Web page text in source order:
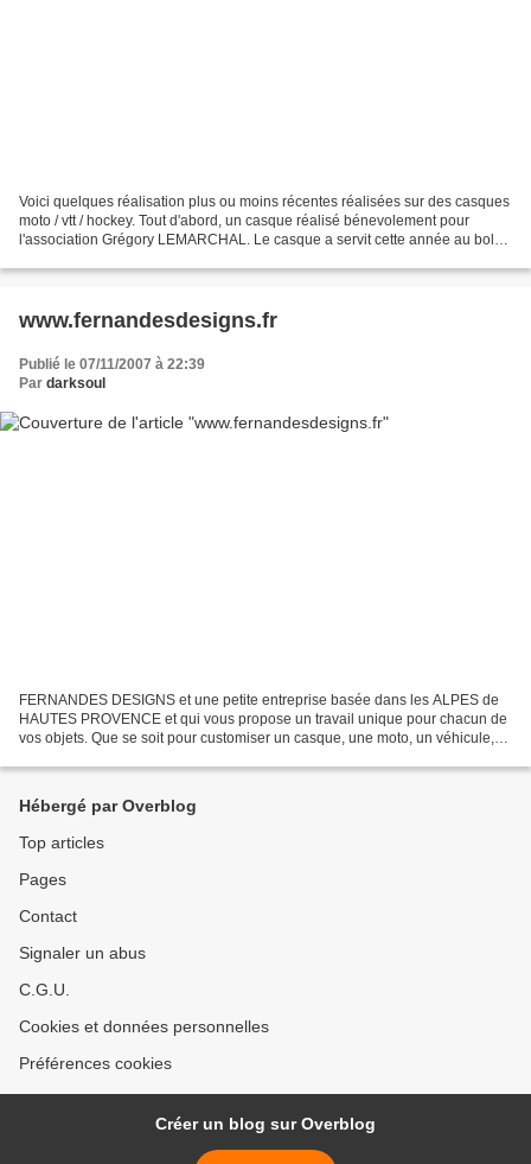
Voici quelques réalisation plus ou moins récentes réalisées sur des casques
moto / vtt / hockey. Tout d'abord, un casque réalisé bénevolement pour
l'association Grégory LEMARCHAL. Le casque a servit cette année au bol
www.fernandesdesigns.fr
Publié le 07/11/2007 à 22:39
Par darksoul
FERNANDES DESIGNS et une petite entreprise basée dans les ALPES de
HAUTES PROVENCE et qui vous propose un travail unique pour chacun de
vos objets. Que se soit pour customiser un casque, une moto, un véhicule,
Hébergé par Overblog
Top articles
Pages
Contact
Signaler un abus
C.G.U.
Cookies et données personnelles
Préférences cookies
Créer un blog sur Overblog